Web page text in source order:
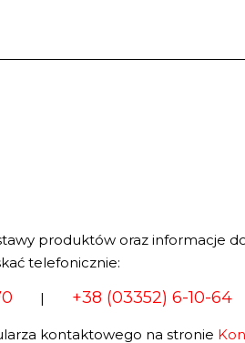
produktów oraz informacje
telefonicznie:
| +38 (03352) 6-10-64
kontaktowego na stronie